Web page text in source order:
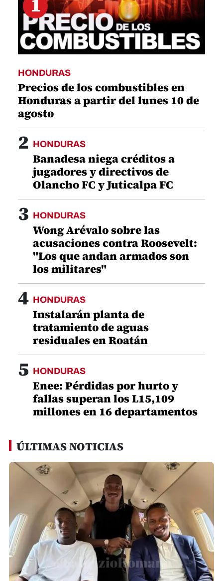
HONDURAS
Precios de los combustibles en
Honduras a partir del lunes 10 de
agosto
2 HONDURAS
Banadesa niega créditos a
jugadores y directivos de
Olancho FC y Juticalpa FC
3 HONDURAS
Wong Arévalo sobre las
acusaciones contra Roosevelt:
"Los que andan armados son
los militares"
4 HONDURAS
Instalarán planta de
tratamiento de aguas
residuales en Roatán
5 HONDURAS
Enee: Pérdidas por hurto y
fallas superan los L15,109
millones en 16 departamentos
ÚLTIMAS NOTICIAS